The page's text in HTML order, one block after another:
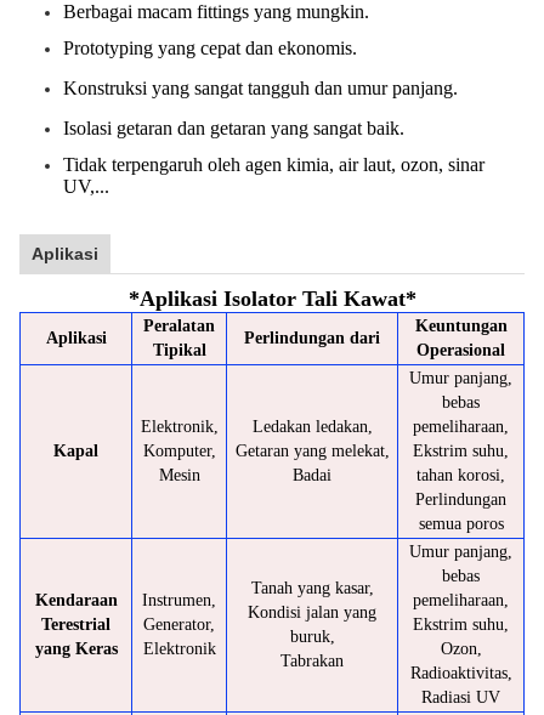
Berbagai macam fittings yang mungkin.
Prototyping yang cepat dan ekonomis.
Konstruksi yang sangat tangguh dan umur panjang.
Isolasi getaran dan getaran yang sangat baik.
Tidak terpengaruh oleh agen kimia, air laut, ozon, sinar
UV,...
Aplikasi
*Aplikasi Isolator Tali Kawat*
Aplikasi
Peralatan
Tipikal
Perlindungan dari
Keuntungan
Operasional
Kapal
Elektronik,
Komputer,
Mesin
Ledakan ledakan,
Getaran yang melekat,
Badai
Umur panjang,
bebas
pemeliharaan,
Ekstrim suhu,
tahan korosi,
Perlindungan
semua poros
Kendaraan
Terestrial
yang Keras
Instrumen,
Generator,
Elektronik
Tanah yang kasar,
Kondisi jalan yang
buruk,
Tabrakan
Umur panjang,
bebas
pemeliharaan,
Ekstrim suhu,
Ozon,
Radioaktivitas,
Radiasi UV